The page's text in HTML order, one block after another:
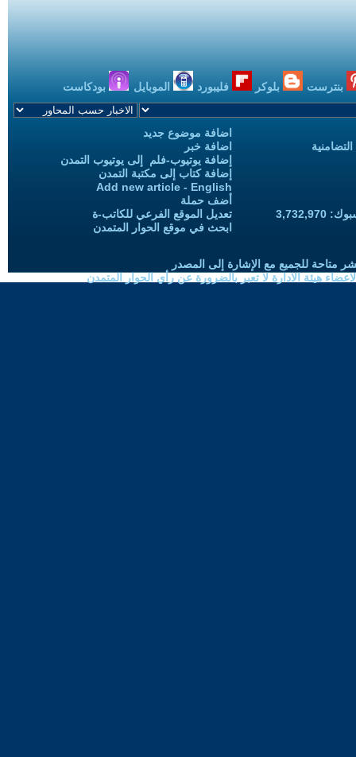
بنترست بلوكر فليبورد الموبايل بودكاست
اضافة موضوع جديد
اضافة خبر
إضافة يوتيوب-فلم إلى يوتيوب التمدن
إضافة كتاب إلى مكتبة التمدن
Add new article - English
أضف حملة
تعديل الموقع الفرعي للكاتب-ة
ابحث في موقع الحوار المتمدن
متاحة للجميع مع الإشارة إلى المصدر
هيئة الادارة لا تعبر بالضرورة عن رأي الحوار المتمدن